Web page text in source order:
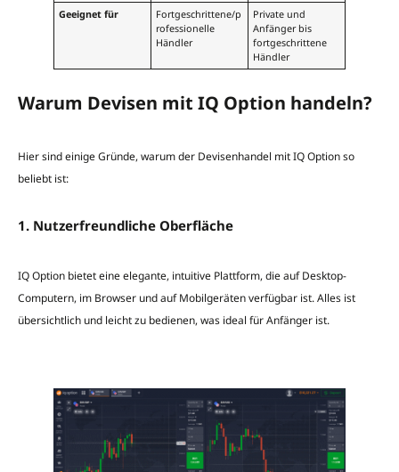
Geeignet für
Fortgeschrittene/p
rofessionelle
Händler
Private und
Anfänger bis
fortgeschrittene
Händler
Warum Devisen mit IQ Option handeln?
Hier sind einige Gründe, warum der Devisenhandel mit IQ Option so
beliebt ist:
1. Nutzerfreundliche Oberfläche
IQ Option bietet eine elegante, intuitive Plattform, die auf Desktop-
Computern, im Browser und auf Mobilgeräten verfügbar ist. Alles ist
übersichtlich und leicht zu bedienen, was ideal für Anfänger ist.